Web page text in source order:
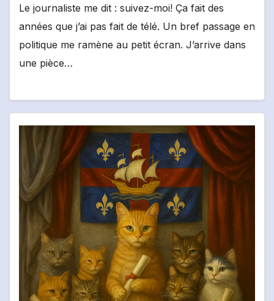
Le journaliste me dit : suivez-moi! Ça fait des
années que j’ai pas fait de télé. Un bref passage en
politique me ramène au petit écran. J’arrive dans
une pièce…